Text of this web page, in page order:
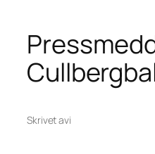
Skrivet avi